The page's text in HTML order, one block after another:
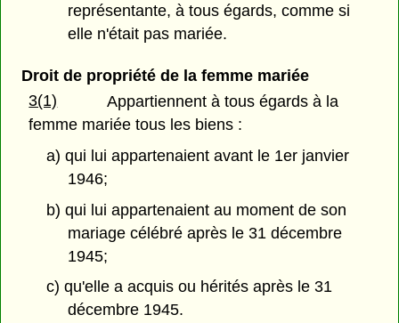
représentante, à tous égards, comme si
elle n'était pas mariée.
Droit de propriété de la femme mariée
3(1)
Appartiennent à tous égards à la
femme mariée tous les biens :
a) qui lui appartenaient avant le 1er janvier
1946;
b) qui lui appartenaient au moment de son
mariage célébré après le 31 décembre
1945;
c) qu'elle a acquis ou hérités après le 31
décembre 1945.